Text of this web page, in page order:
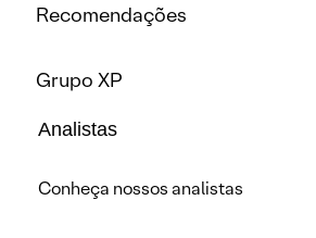
Recomendações
Grupo XP
Analistas
Conheça nossos analistas